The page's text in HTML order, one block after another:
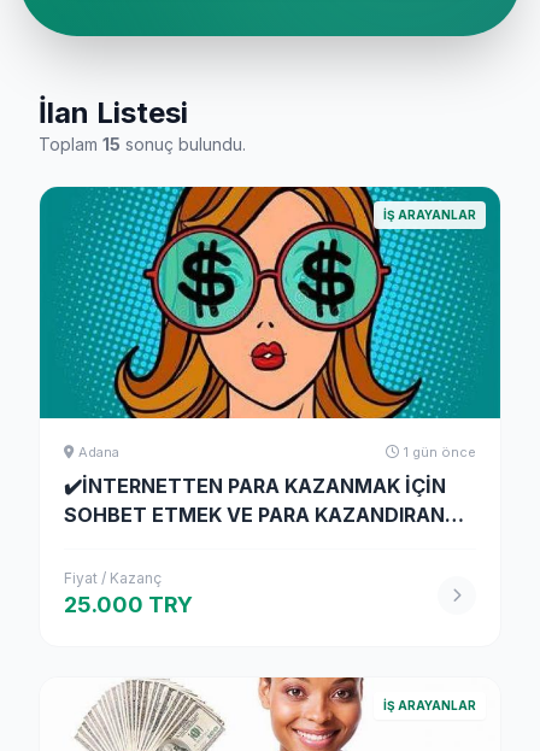
İlan Listesi
Toplam 15 sonuç bulundu.
İŞ ARAYANLAR
Adana 1 gün önce
✔️İNTERNETTEN PARA KAZANMAK İÇİN
SOHBET ETMEK VE PARA KAZANDIRAN
Fiyat / Kazanç
25.000 TRY
İŞ ARAYANLAR